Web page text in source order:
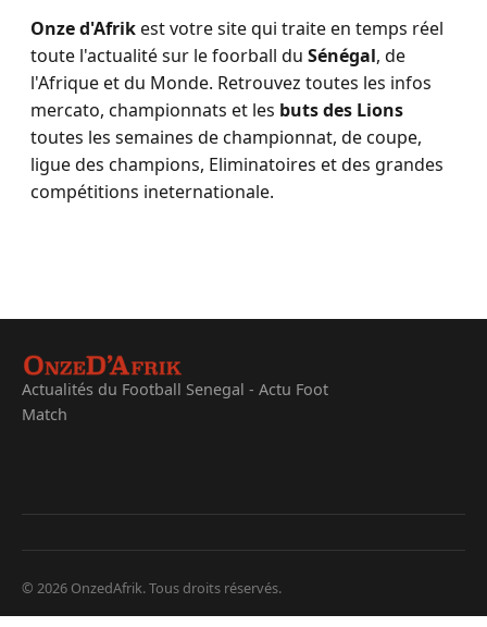
Onze d'Afrikest votre site qui traite en temps réel
toute l'actualité sur le foorball du Sénégal, de
l'Afrique et du Monde. Retrouvez toutes les infos
mercato, championnats et les buts des Lions
toutes les semaines de championnat, de coupe,
ligue des champions, Eliminatoires et des grandes
compétitions ineternationale.
Actualités du Football Senegal - Actu Foot
Match
© 2026 OnzedAfrik. Tous droits réservés.